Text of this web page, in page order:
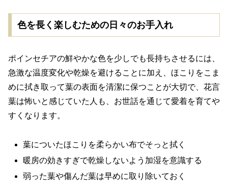
色を長く楽しむための日々のお手入れ
ポインセチアの鮮やかな色を少しでも長持ちさせるには、
急激な温度変化や乾燥を避けることに加え、ほこりをこま
めに拭き取って葉の表面を清潔に保つことが大切で、花言
葉は怖いと感じていた人も、お世話を通じて愛着を育てや
すくなります。
葉についたほこりを柔らかい布でそっと拭く
暖房の効きすぎで乾燥しないよう加湿を意識する
弱った葉や傷んだ葉は早めに取り除いておく